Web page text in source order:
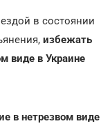
в состоянии
избежать
виде в Украине
в нетрезвом виде